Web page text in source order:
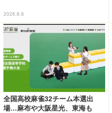
2026.8.6
全国高校麻雀32チーム本選出
場…麻布や大阪星光、東海も